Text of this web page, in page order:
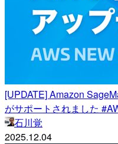
[UPDATE] Amazon
がサポートされました
石川覚
2025.12.04